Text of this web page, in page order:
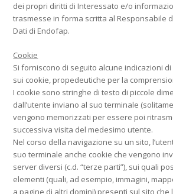
dei propri diritti di Interessato e/o
trasmesse in forma scritta al Responsabile
Dati di Endofap.
Cookie
Si forniscono di seguito alcune indicazioni
sui cookie, propedeutiche per la
I cookie sono stringhe di testo di piccole
dall’utente inviano al suo terminale
vengono memorizzati per essere poi
successiva visita del medesimo utente.
Nel corso della navigazione su un sito,
suo terminale anche cookie che vengono
server diversi (c.d. “terze parti”), sui quali
elementi (quali, ad esempio, immagini,
a pagine di altri domini) presenti sul sito che